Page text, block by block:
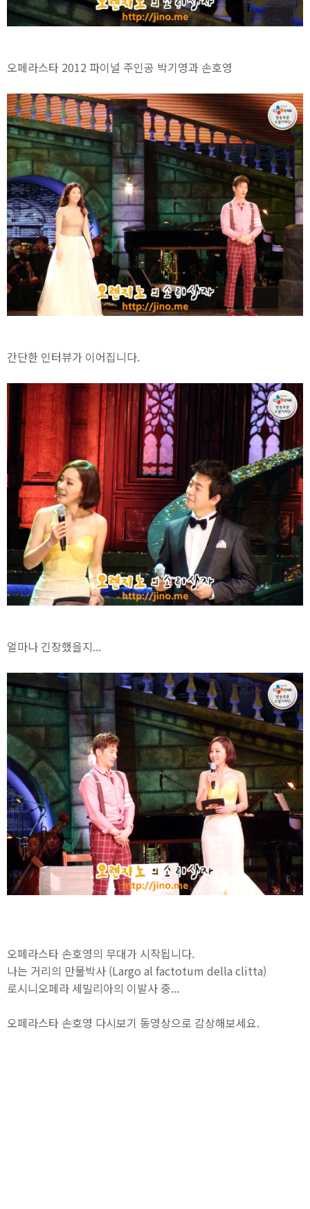
오페라스타 2012 파이널 주인공 박기영과 손호영
간단한 인터뷰가 이어집니다.
얼마나 긴장했을지...
오페라스타 손호영의 무대가 시작됩니다.
나는 거리의 만물박사 (Largo al factotum della clitta)
로시니오페라 세빌리아의 이발사 중...
오페라스타 손호영 다시보기 동영상으로 감상해보세요.